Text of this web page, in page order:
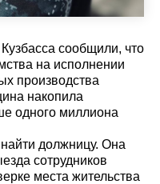
сообщили, что
на исполнении
производства
накопила
одного миллиона
должницу. Она
сотрудников
места жительства